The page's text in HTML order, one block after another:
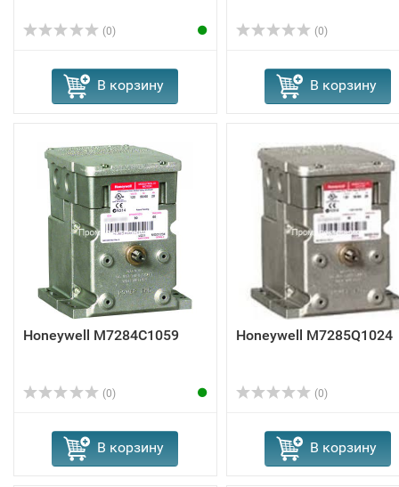
(0)
В корзину
(0)
В корзину
Honeywell M7284C1059
(0)
В корзину
Honeywell M7285Q1024
(0)
В корзину